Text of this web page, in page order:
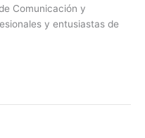
Comunicación y
y entusiastas de